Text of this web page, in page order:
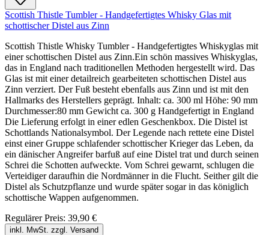
Scottish Thistle Tumbler - Handgefertigtes Whisky Glas mit
schottischer Distel aus Zinn
Scottish Thistle Whisky Tumbler - Handgefertigtes Whiskyglas mit
einer schottischen Distel aus Zinn.Ein schön massives Whiskyglas,
das in England nach traditionellen Methoden hergestellt wird. Das
Glas ist mit einer detailreich gearbeiteten schottischen Distel aus
Zinn verziert. Der Fuß besteht ebenfalls aus Zinn und ist mit den
Hallmarks des Herstellers geprägt. Inhalt: ca. 300 ml Höhe: 90 mm
Durchmesser:80 mm Gewicht ca. 300 g Handgefertigt in England
Die Lieferung erfolgt in einer edlen Geschenkbox. Die Distel ist
Schottlands Nationalsymbol. Der Legende nach rettete eine Distel
einst einer Gruppe schlafender schottischer Krieger das Leben, da
ein dänischer Angreifer barfuß auf eine Distel trat und durch seinen
Schrei die Schotten aufweckte. Vom Schrei gewarnt, schlugen die
Verteidiger daraufhin die Nordmänner in die Flucht. Seither gilt die
Distel als Schutzpflanze und wurde später sogar in das königlich
schottische Wappen aufgenommen.
Regulärer Preis: 39,90 €
inkl. MwSt. zzgl. Versand